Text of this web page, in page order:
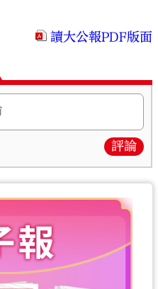
讀大公報PDF版面
評論